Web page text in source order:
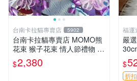
台南卡拉貓專賣店 5902
台南卡拉貓專賣店 MOMO熊
花束 猴子花束 情人節禮物 二
選一 可繡字 可今天寄明天到
$2,380
福運
嚴
薦
精
$
折